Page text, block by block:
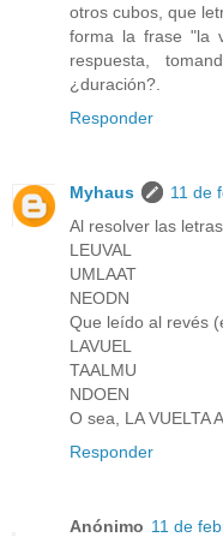
otros cubos, que
forma la frase "la
respuesta,
¿duración?.
Responder
Myhaus
11 de
Al resolver las
LEUVAL
UMLAAT
NEODN
Que leído al revés
LAVUEL
TAALMU
NDOEN
O sea, LA VUELTA
Responder
Anónimo 11 de